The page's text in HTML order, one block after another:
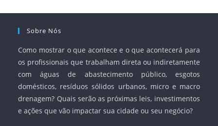
Sobre Nós
Como mostrar o que acontece e o que acontecerá para
os profissionais que trabalham direta ou indiretamente
com águas de abastecimento público, esgotos
domésticos, resíduos sólidos urbanos, micro e macro
drenagem? Quais serão as próximas leis, investimentos
e ações que vão impactar sua cidade ou seu negócio?